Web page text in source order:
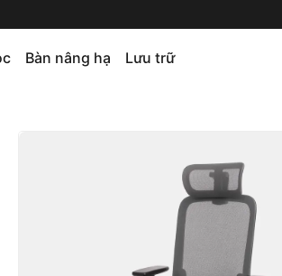
Bàn nâng hạ Lưu trữ